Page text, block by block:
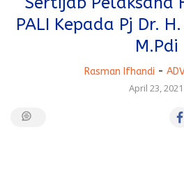
PALI Kepada Pj Dr.
M.Pdi
Rasman Ifhandi -
April 23, 2021